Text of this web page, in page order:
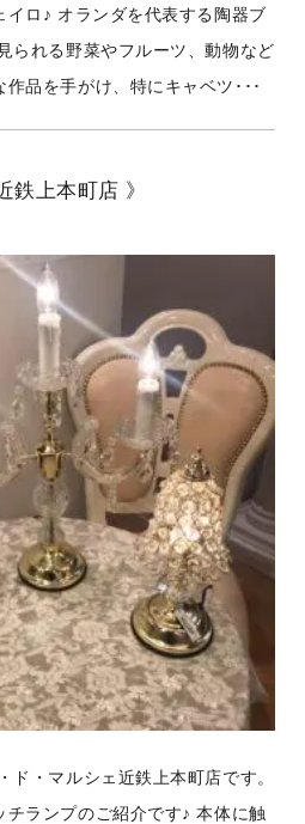
ロ♪ オランダを代表する陶器ブ
られる野菜やフルーツ、動物など
品を手がけ、特にキャベツ･･･
上本町店 》
ド・マルシェ近鉄上本町店です。
ランプのご紹介です♪ 本体に触